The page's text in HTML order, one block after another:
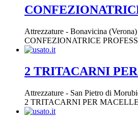
Attrezzature - Bonavicina (Verona)
CONFEZIONATRICE
2 TRITACARNI
Attrezzature - San Pietro di
2 TRITACARNI PER